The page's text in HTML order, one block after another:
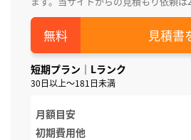
見積書
短期プラン｜Lランク
30日以上～181日未満
月額目安
初期費用他